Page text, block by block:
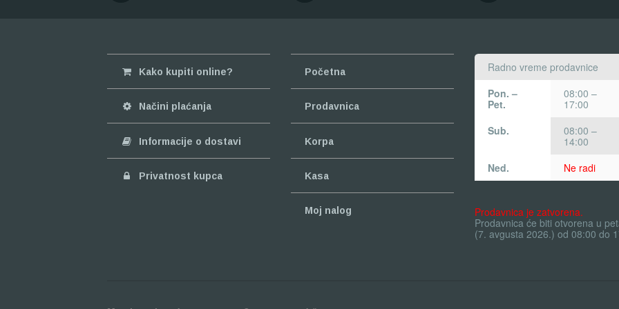
Kako kupiti online?
Načini plaćanja
Informacije o dostavi
Privatnost kupca
Početna
Prodavnica
Korpa
Kasa
Moj nalog
Radno vreme prodavnice
Pon. –
Pet.
08:00 –
17:00
Sub.
08:00 –
14:00
Ned.
Ne radi
Prodavnica je zatvorena.
Prodavnica će biti otvorena u
(7. avgusta 2026.) od 08:00 do